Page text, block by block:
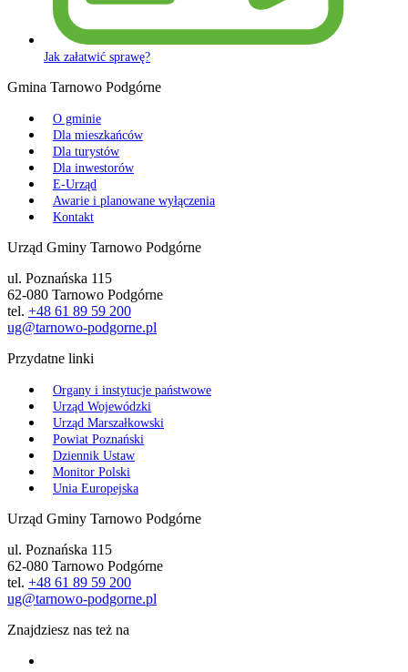
Jak załatwić sprawę?
Gmina Tarnowo Podgórne
O gminie
Dla mieszkańców
Dla turystów
Dla inwestorów
E-Urząd
Awarie i planowane wyłączenia
Kontakt
Urząd Gminy Tarnowo Podgórne
ul. Poznańska 115
62-080 Tarnowo Podgórne
tel. +48 61 89 59 200
ug@tarnowo-podgorne.pl
Przydatne linki
Organy i instytucje państwowe
Urząd Wojewódzki
Urząd Marszałkowski
Powiat Poznański
Dziennik Ustaw
Monitor Polski
Unia Europejska
Urząd Gminy Tarnowo Podgórne
ul. Poznańska 115
62-080 Tarnowo Podgórne
tel. +48 61 89 59 200
ug@tarnowo-podgorne.pl
Znajdziesz nas też na